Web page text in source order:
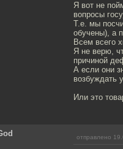
Я вот не
вопросы
Т.е. мы
обучены), а
Всем всего
Я не верю,
причиной
А если они
возбуждать
Или это
отправлено